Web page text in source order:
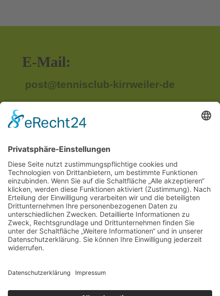
E-Mail:
post@tennisclub-kirrweiler-de
Im Unterried
67489 Kirrweiler
Rechtliches
Impressum